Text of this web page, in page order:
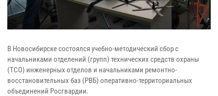
В Новосибирске состоялся учебно-методический сбор с
начальниками отделений (групп) технических средств охраны
(ТСО) инженерных отделов и начальниками ремонтно-
восстановительных баз (РВБ) оперативно-территориальных
объединений Росгвардии.